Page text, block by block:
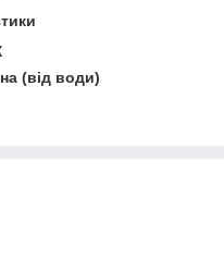
(від води)